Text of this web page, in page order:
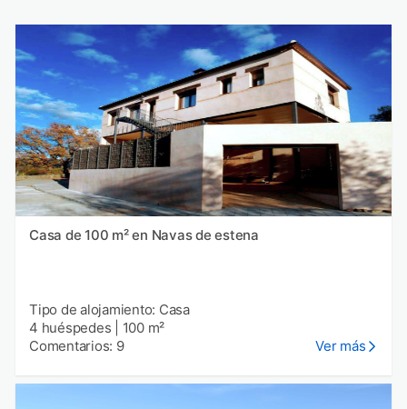
Casa de 100 m² en Navas de estena
Tipo de alojamiento: Casa
4 huéspedes
100 m²
Comentarios: 9
Ver más